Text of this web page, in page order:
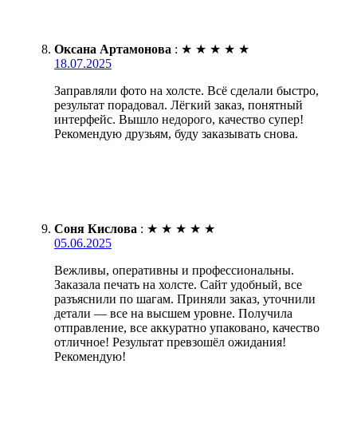
Оксана Артамонова : ★ ★ ★ ★ ★
18.07.2025
Заправляли фото на холсте. Всё сделали быстро,
результат порадовал. Лёгкий заказ, понятный
интерфейс. Вышло недорого, качество супер!
Рекомендую друзьям, буду заказывать снова.
Соня Кислова : ★ ★ ★ ★ ★
05.06.2025
Вежливы, оперативны и профессиональны.
Заказала печать на холсте. Сайт удобный, все
разъяснили по шагам. Приняли заказ, уточнили
детали — все на высшем уровне. Получила
отправление, все аккуратно упаковано, качество
отличное! Результат превзошёл ожидания!
Рекомендую!